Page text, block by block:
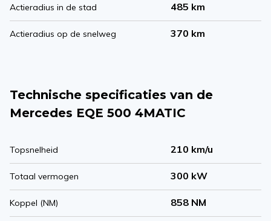
Actieradius in de stad 485 km
Actieradius op de snelweg 370 km
Technische specificaties van de
Mercedes EQE 500 4MATIC
Topsnelheid 210 km/u
Totaal vermogen 300 kW
Koppel (NM) 858 NM